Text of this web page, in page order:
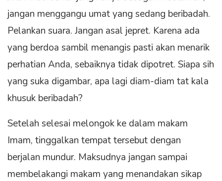
jangan menggangu umat yang sedang beribadah.
Pelankan suara. Jangan asal jepret. Karena ada
yang berdoa sambil menangis pasti akan menarik
perhatian Anda, sebaiknya tidak dipotret. Siapa sih
yang suka digambar, apa lagi diam-diam tat kala
khusuk beribadah?
Setelah selesai melongok ke dalam makam
Imam, tinggalkan tempat tersebut dengan
berjalan mundur. Maksudnya jangan sampai
membelakangi makam yang menandakan sikap